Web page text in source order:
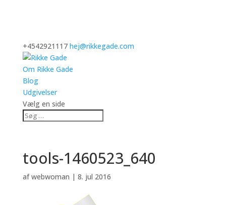
+4542921117 hej@rikkegade.com
Om Rikke Gade
Blog
Udgivelser
Vælg en side
tools-1460523_640
afwebwoman | 8. jul 2016